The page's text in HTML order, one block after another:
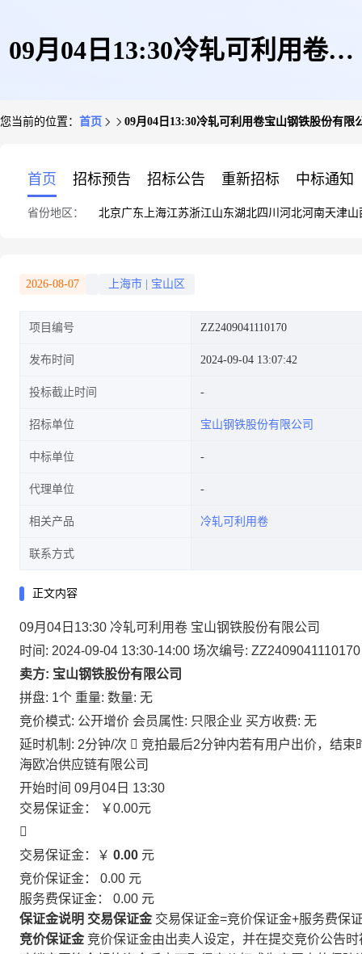
09月04日13:30冷轧可利用卷宝
您当前的位置： 首页 09月04日13:30冷轧可利用卷宝山钢铁股份有限
首页 招标预告 招标公告 重新招标 中标通知
省份地区： 北京广东 上海江苏浙江山东湖北四川 河北河南天津山
2026-08-07 上海市 宝山区
项目编号 ZZ2409041110170
发布时间 2024-09-04 13:07:42
投标截止时间
招标单位 宝山钢铁股份有限公司
中标单位
代理单位
相关产品 冷轧可利用卷
联系方式
正文内容
09月04日13:30 冷轧可利用卷 宝山钢铁股份有限公司
时间: 2024-09-04 13:30-14:00 场次编号: ZZ2409041110170
卖方: 宝山钢铁股份有限公司
拼盘: 1个 重量: 数量: 无
竞价模式: 公开增价 会员属性: 只限企业 买方收费: 无
延时机制: 2分钟/次  竞拍最后2分钟内若有用户出价，结
海欧冶供应链有限公司
开始时间 09月04日 13:30
交易保证金：
￥0.00元

交易保证金：￥ 0.00 元
竞价保证金： 0.00 元
服务费保证金： 0.00 元
保证金说明 交易保证金 交易保证金=竞价保证金+服务费保
竞价保证金 竞价保证金由出卖人设定，并在提交竞价公告